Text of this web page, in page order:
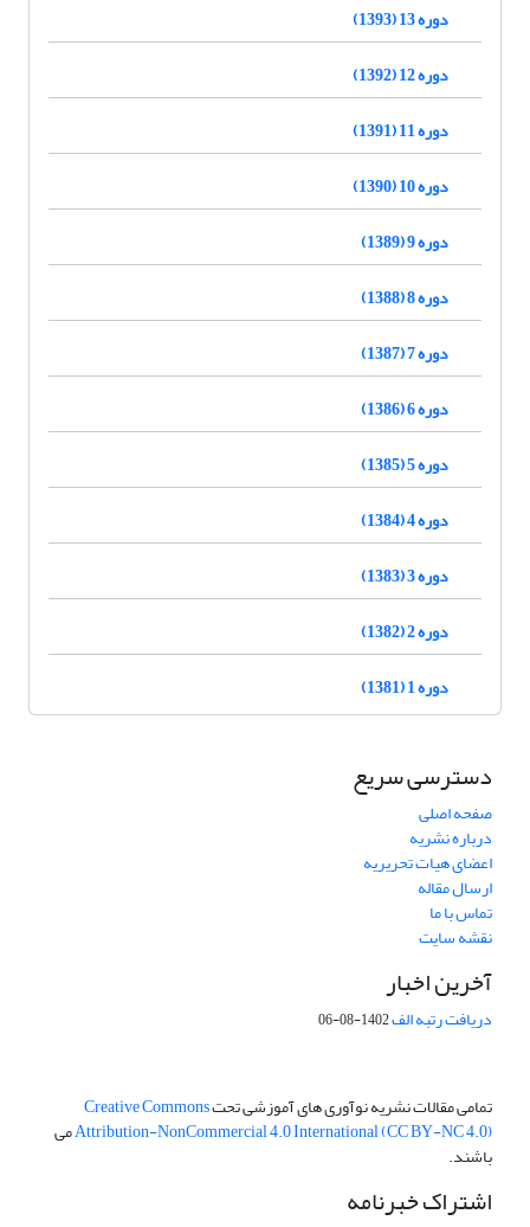
دوره 13 (1393)
دوره 12 (1392)
دوره 11 (1391)
دوره 10 (1390)
دوره 9 (1389)
دوره 8 (1388)
دوره 7 (1387)
دوره 6 (1386)
دوره 5 (1385)
دوره 4 (1384)
دوره 3 (1383)
دوره 2 (1382)
دوره 1 (1381)
دسترسی سریع
صفحه اصلی
درباره نشریه
اعضای هیات تحریریه
ارسال مقاله
تماس با ما
نقشه سایت
آخرین اخبار
دریافت رتبه الف1402-08-06
تمامی مقالات نشریه نوآوری های آموزشی تحتCreative Commons
Attribution-NonCommercial 4.0 International (CC BY-NC 4.0)می
باشند.
اشتراک خبرنامه